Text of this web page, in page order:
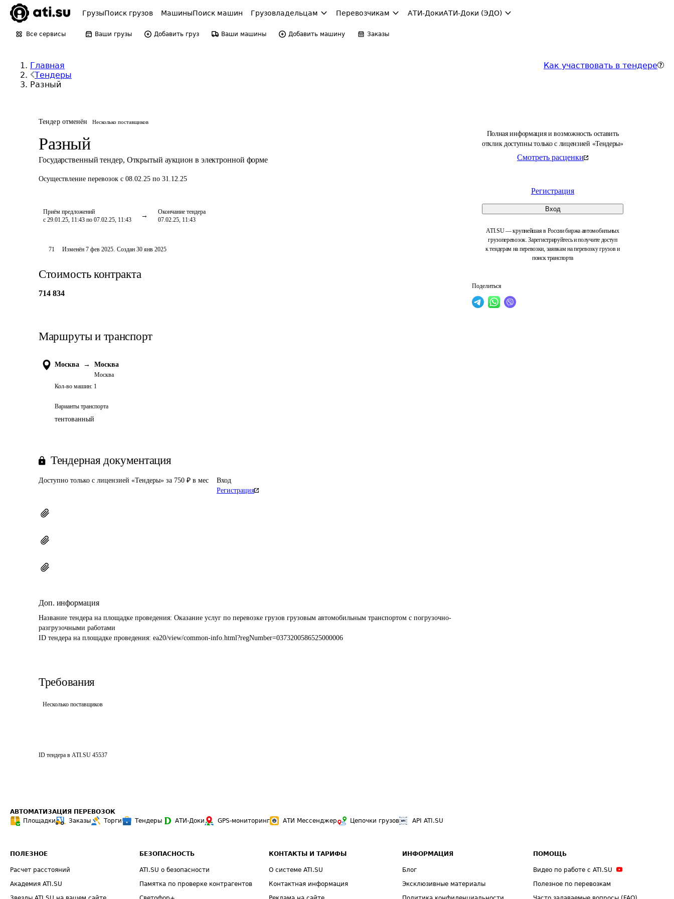
ГрузыПоиск грузов МашиныПоиск машин Грузовладельцам Перевозчикам АТИ-ДокиАТИ-Доки (ЭДО)
Все сервисы Ваши грузы Добавить груз Ваши машины Добавить машину Заказы
Главная
Тендеры
Разный
Как участвовать в тендере
Тендер отменён Несколько поставщиков
Разный
Государственный тендер, Открытый аукцион в электронной форме
Осуществление перевозок с 08.02.25 по 31.12.25
Приём предложений
с 29.01.25, 11:43 по 07.02.25, 11:43
Окончание тендера
07.02.25, 11:43
Полная информация и возможность оставить
отклик доступны только с лицензией «Тендеры»
Смотреть расценки
Регистрация
Вход
ATI.SU — крупнейшая в России биржа автомобильных
грузоперевозок. Зарегистрируйтесь и получите доступ
к тендерам на перевозки, заявкам на перевозку грузов и
поиск транспорта
Поделиться
71 Изменён7 фев 2025. Создан 30 янв 2025
Стоимость контракта
714 834
Маршруты и транспорт
Москва → Москва
Москва
Кол-во машин: 1
Варианты транспорта
тентованный
Тендерная документация
Доступно только с лицензией «Тендеры» за 750 ₽ в мес
Вход
Регистрация
Доп. информация
Название тендера на площадке проведения: Оказание услуг по перевозке грузов грузовым автомобильным транспортом с погрузочно-
разгрузочными работами
ID тендера на площадке проведения: ea20/view/common-info.html?regNumber=0373200586525000006
Требования
Несколько поставщиков
ID тендера в ATI.SU 45537
АВТОМАТИЗАЦИЯ ПЕРЕВОЗОК
Площадки
Заказы Торги Тендеры АТИ-Доки GPS-мониторинг АТИ Мессенджер Цепочки грузов API ATI.SU
ПОЛЕЗНОЕ
Расчет расстояний
Академия ATI.SU
БЕЗОПАСНОСТЬ
ATI.SU о безопасности
Памятка по проверке контрагентов
КОНТАКТЫ И ТАРИФЫ
О системе ATI.SU
Контактная информация
ИНФОРМАЦИЯ
Блог
Эксклюзивные материалы
ПОМОЩЬ
Видео по работе с ATI.SU
Полезное по перевозкам